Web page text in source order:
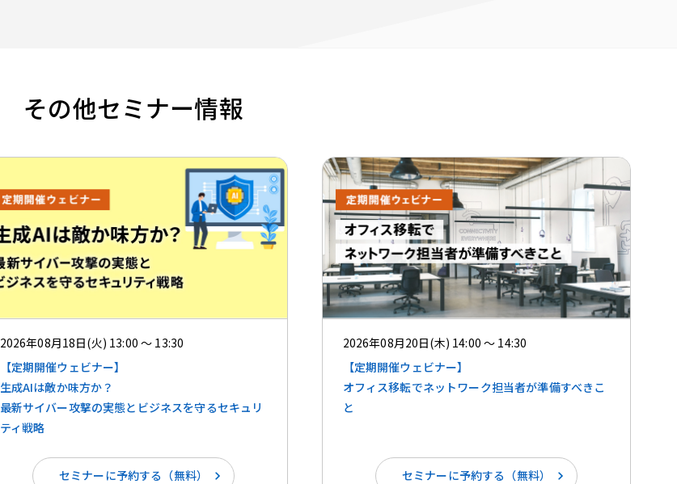
その他セミナー情報
2026年08月18日(火) 13:00 ～ 13:30
【定期開催ウェビナー】
生成AIは敵か味方か？ ​​
最新サイバー攻撃の実態とビジネスを守るセキュリ
ティ戦略
セミナーに予約する（無料）
2026年08月20日(木) 14:00 ～ 14:30
【定期開催ウェビナー】
オフィス移転でネットワーク担当者が準備すべきこ
と
セミナーに予約する（無料）